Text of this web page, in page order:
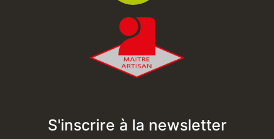
S'inscrire à la newsletter